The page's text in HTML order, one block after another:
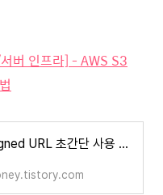
버 인프라] - AWS S3
AWS S3 Pre-Signed URL 초간단 사용 방법